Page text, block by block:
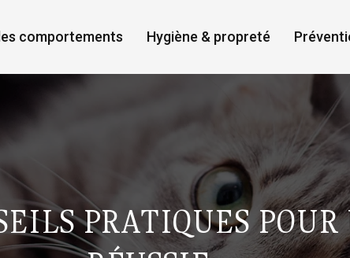
comportements Hygiène & propreté
PRATIQUES